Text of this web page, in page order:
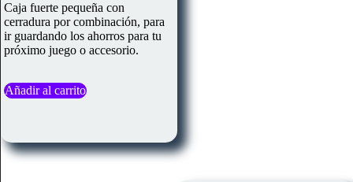
Caja fuerte pequeña con
cerradura por combinación, para
ir guardando los ahorros para tu
próximo juego o accesorio.
Añadir al carrito